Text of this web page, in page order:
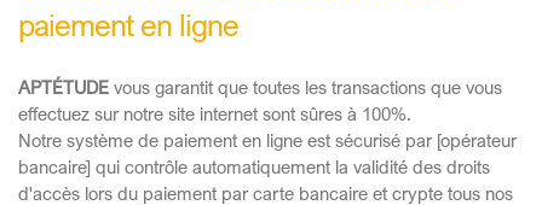
paiement en ligne
APTÉTUDE vous garantit que toutes les transactions que vous
effectuez sur notre site internet sont sûres à 100%.
Notre système de paiement en ligne est sécurisé par [opérateur
bancaire] qui contrôle automatiquement la validité des droits
d'accès lors du paiement par carte bancaire et crypte tous nos